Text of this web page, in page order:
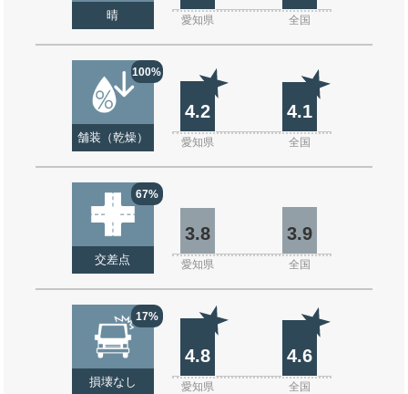
晴 愛知県 全国
100%
舗装（乾燥）
4.2 4.1
愛知県 全国
67%
交差点
3.8 3.9
愛知県 全国
17%
損壊なし
4.8 4.6
愛知県 全国